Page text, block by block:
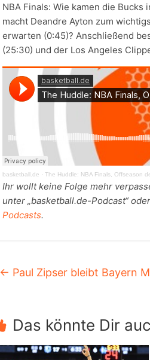
NBA Finals: Wie kamen die
macht Deandre Ayton zum
erwarten (0:45)? Anschließend
(25:30) und der Los Angeles
basketball.de · The Huddle: NBA Finals, Offseason
Ihr wollt keine Folge mehr
unter „basketball.de-Podcast“
Podcasts.
← Paul Zipser bleibt Bayern
Das könnte Dir